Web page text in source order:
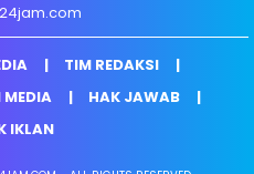
TIM REDAKSI
MEDIA
HAK JAWAB
IKLAN